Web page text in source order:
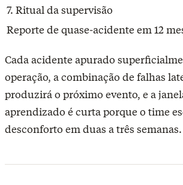
7. Ritual da supervisão
Reporte de quase-acidente em 12
Cada acidente apurado
operação, a combinação de falhas
produzirá o próximo evento, e a
aprendizado é curta porque o time
desconforto em duas a três semanas.